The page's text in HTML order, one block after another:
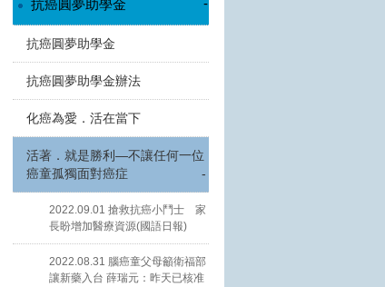
抗癌圓夢助學金 -
抗癌圓夢助學金
抗癌圓夢助學金辦法
化癌為愛．活在當下
活著．就是勝利—不讓任何一位
癌童孤獨面對癌症
-
2022.09.01 搶救抗癌小鬥士 家
長盼增加醫療資源(國語日報)
2022.08.31 腦癌童父母籲衛福部
讓新藥入台 薛瑞元：昨天已核准